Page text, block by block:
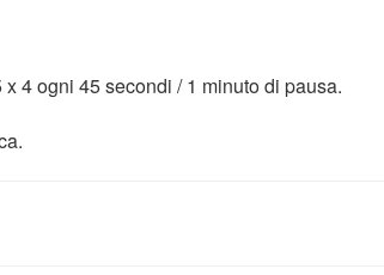
4 ogni 45 secondi / 1 minuto di pausa.